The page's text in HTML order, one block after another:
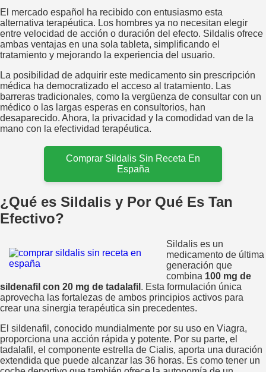
El mercado español ha recibido con entusiasmo esta
alternativa terapéutica. Los hombres ya no necesitan elegir
entre velocidad de acción o duración del efecto. Sildalis ofrece
ambas ventajas en una sola tableta, simplificando el
tratamiento y mejorando la experiencia del usuario.
La posibilidad de adquirir este medicamento sin prescripción
médica ha democratizado el acceso al tratamiento. Las
barreras tradicionales, como la vergüenza de consultar con un
médico o las largas esperas en consultorios, han
desaparecido. Ahora, la privacidad y la comodidad van de la
mano con la efectividad terapéutica.
Comprar Sildalis Sin Receta En
España
¿Qué es Sildalis y Por Qué Es Tan
Efectivo?
Sildalis es un
medicamento de última
generación que
combina 100 mg de
sildenafil con 20 mg de tadalafil . Esta formulación única
aprovecha las fortalezas de ambos principios activos para
crear una sinergia terapéutica sin precedentes.
El sildenafil, conocido mundialmente por su uso en Viagra,
proporciona una acción rápida y potente. Por su parte, el
tadalafil, el componente estrella de Cialis, aporta una duración
extendida que puede alcanzar las 36 horas. Es como tener un